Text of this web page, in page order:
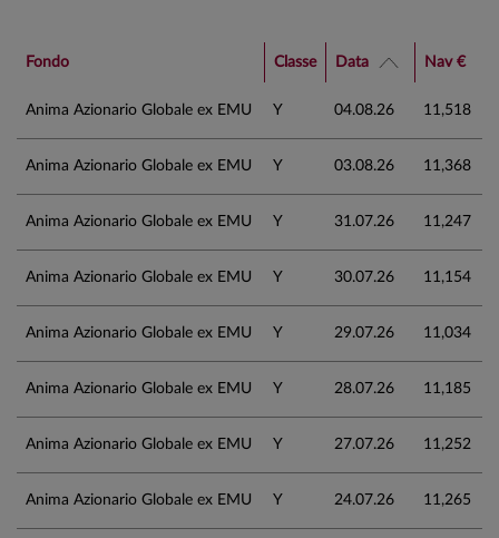
Fondo Classe Data Nav €
Anima Azionario Globale ex EMU Y 04.08.26 11,518
Anima Azionario Globale ex EMU Y 03.08.26 11,368
Anima Azionario Globale ex EMU Y 31.07.26 11,247
Anima Azionario Globale ex EMU Y 30.07.26 11,154
Anima Azionario Globale ex EMU Y 29.07.26 11,034
Anima Azionario Globale ex EMU Y 28.07.26 11,185
Anima Azionario Globale ex EMU Y 27.07.26 11,252
Anima Azionario Globale ex EMU Y 24.07.26 11,265